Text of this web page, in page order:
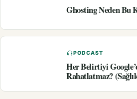
Ghosting Neden Bu
PODCAST
Her Belirtiyi
Rahatlatmaz?